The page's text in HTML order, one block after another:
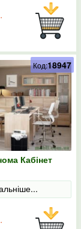
Кабінет
Код:18947